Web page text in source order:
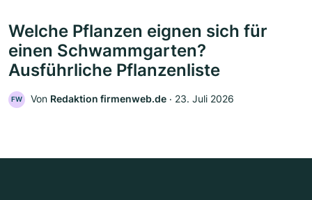
Welche Pflanzen eignen sich für
einen Schwammgarten?
Ausführliche Pflanzenliste
FW Von Redaktion firmenweb.de ‧ 23. Juli 2026